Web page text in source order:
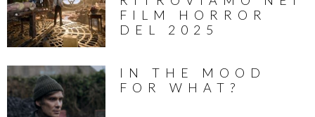
FILM HORROR
DEL 2025
IN THE MOOD
FOR WHAT?